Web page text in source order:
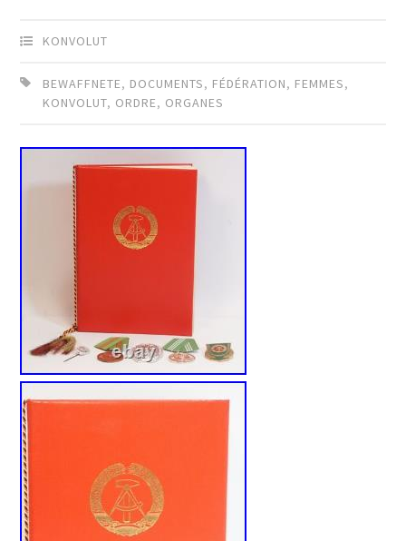
KONVOLUT
BEWAFFNETE, DOCUMENTS, FÉDÉRATION, FEMMES,
KONVOLUT, ORDRE, ORGANES